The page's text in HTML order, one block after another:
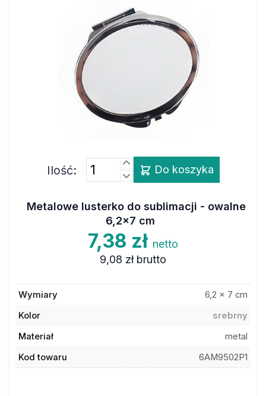
Ilość: Do koszyka
Metalowe lusterko do sublimacji - owalne
6,2x7 cm
7,38 zł netto
9,08 zł brutto
Wymiary
6,2 x 7 cm
Kolor
srebrny
Materiał
metal
Kod towaru
6AM9502P1